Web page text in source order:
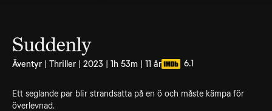
Suddenly
Äventyr | Thriller | 2023 | 1h 53m | 11 år 6.1
Ett seglande par blir strandsatta på en ö och måste kämpa för
överlevnad.